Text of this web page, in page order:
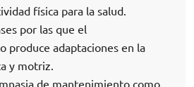
física para la salud.
por las que el
produce adaptaciones en la
y motriz.
de mantenimiento como